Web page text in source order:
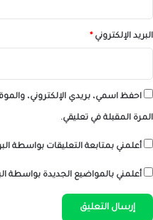
البريد الإلكتروني *
احفظ اسمي، بريدي الإلكتروني،
المرة المقبلة في تعليقي.
أعلمني بمتابعة التعليقات بواسطة
أعلمني بالمواضيع الجديدة بواسطة